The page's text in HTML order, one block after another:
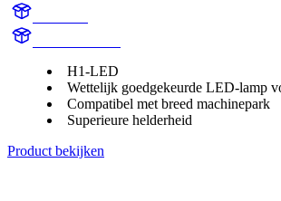
H1-LED
Wettelijk goedgekeurde LED-lamp
Compatibel met breed machinepark
Superieure helderheid
Product bekijken